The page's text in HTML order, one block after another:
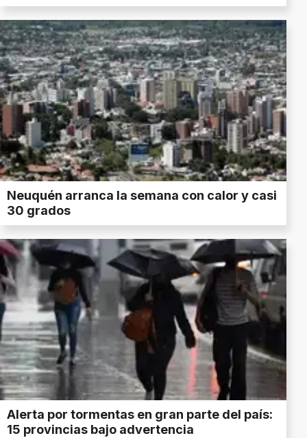
Neuquén arranca la semana con calor y casi
30 grados
Alerta por tormentas en gran parte del país:
15 provincias bajo advertencia